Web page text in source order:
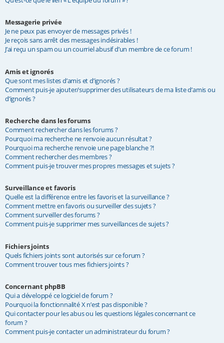
Messagerie privée
Je ne peux pas envoyer de messages privés !
Je reçois sans arrêt des messages indésirables !
J’ai reçu un spam ou un courriel abusif d’un membre de ce forum !
Amis et ignorés
Que sont mes listes d’amis et d’ignorés ?
Comment puis-je ajouter/supprimer des utilisateurs de ma liste d’amis ou
d’ignorés ?
Recherche dans les forums
Comment rechercher dans les forums ?
Pourquoi ma recherche ne renvoie aucun résultat ?
Pourquoi ma recherche renvoie une page blanche ?!
Comment rechercher des membres ?
Comment puis-je trouver mes propres messages et sujets ?
Surveillance et favoris
Quelle est la différence entre les favoris et la surveillance ?
Comment mettre en favoris ou surveiller des sujets ?
Comment surveiller des forums ?
Comment puis-je supprimer mes surveillances de sujets ?
Fichiers joints
Quels fichiers joints sont autorisés sur ce forum ?
Comment trouver tous mes fichiers joints ?
Concernant phpBB
Qui a développé ce logiciel de forum ?
Pourquoi la fonctionnalité X n’est pas disponible ?
Qui contacter pour les abus ou les questions légales concernant ce
forum ?
Comment puis-je contacter un administrateur du forum ?